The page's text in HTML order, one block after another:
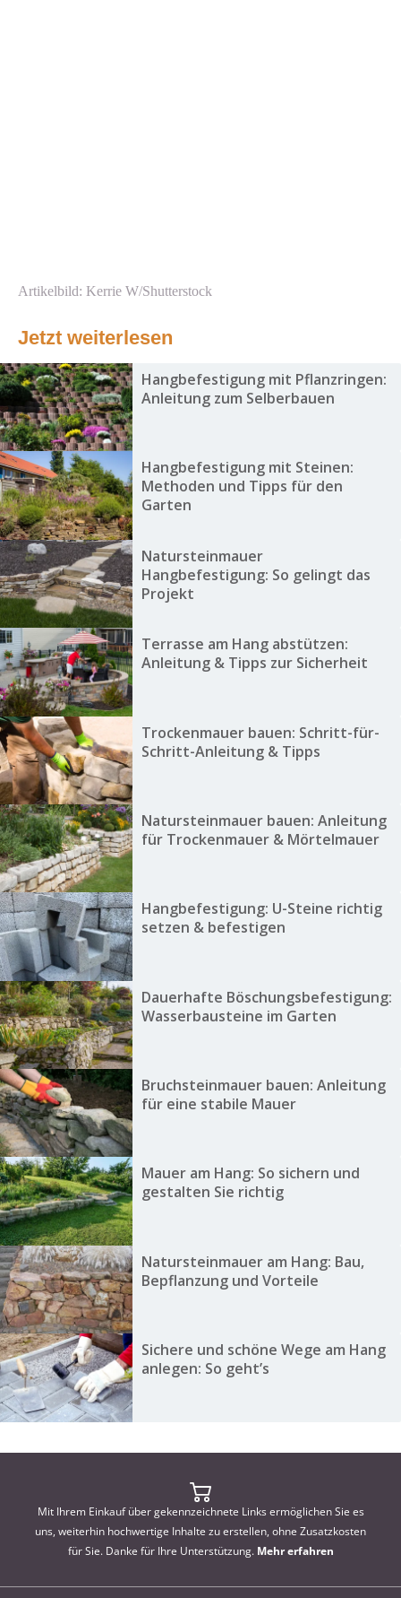
Artikelbild: Kerrie W/Shutterstock
Jetzt weiterlesen
Hangbefestigung mit Pflanzringen:
Anleitung zum Selberbauen
Hangbefestigung mit Steinen:
Methoden und Tipps für den
Garten
Natursteinmauer
Hangbefestigung: So gelingt das
Projekt
Terrasse am Hang abstützen:
Anleitung & Tipps zur Sicherheit
Trockenmauer bauen: Schritt-für-
Schritt-Anleitung & Tipps
Natursteinmauer bauen: Anleitung
für Trockenmauer & Mörtelmauer
Hangbefestigung: U-Steine richtig
setzen & befestigen
Dauerhafte Böschungsbefestigung:
Wasserbausteine im Garten
Bruchsteinmauer bauen: Anleitung
für eine stabile Mauer
Mauer am Hang: So sichern und
gestalten Sie richtig
Natursteinmauer am Hang: Bau,
Bepflanzung und Vorteile
Sichere und schöne Wege am Hang
anlegen: So geht’s
Mit Ihrem Einkauf über gekennzeichnete Links ermöglichen Sie es
uns, weiterhin hochwertige Inhalte zu erstellen, ohne Zusatzkosten
für Sie. Danke für Ihre Unterstützung. Mehr erfahren